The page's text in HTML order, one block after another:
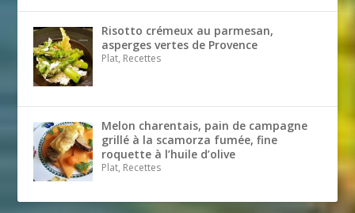
Risotto crémeux au parmesan,
asperges vertes de Provence
Plat, Recettes
Melon charentais, pain de campagne
grillé à la scamorza fumée, fine
roquette à l’huile d’olive
Plat, Recettes